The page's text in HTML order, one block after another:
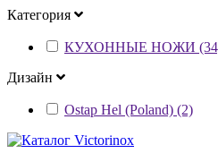
Категория
КУХОННЫЕ НОЖИ
Дизайн
Ostap Hel (Poland) (2)